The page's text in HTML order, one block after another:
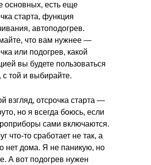
основных, есть еще
старта, функция
автоподогрев.
что вам нужнее —
или подогрев, какой
вы будете пользоваться
с той и выбирайте.
взгляд, отсрочка старта —
но я всегда боюсь, если
сами включаются.
что-то сработает не так, а
нет дома. Я не паникую, но
А вот подогрев нужен